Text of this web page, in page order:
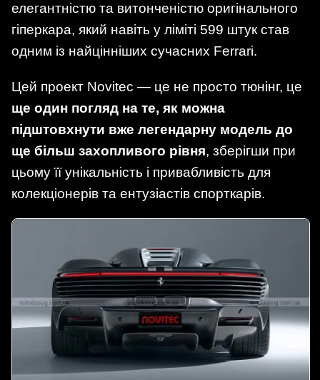
елегантністю та витонченістю оригінального
гіперкара, який навіть у ліміті 599 штук став
одним із найцінніших сучасних Ferrari.
Цей проект Novitec — це не просто тюнінг, це
ще один погляд на те, як можна
підштовхнути вже легендарну модель до
ще більш захопливого рівня, зберігши при
цьому її унікальність і привабливість для
колекціонерів та ентузіастів спорткарів.